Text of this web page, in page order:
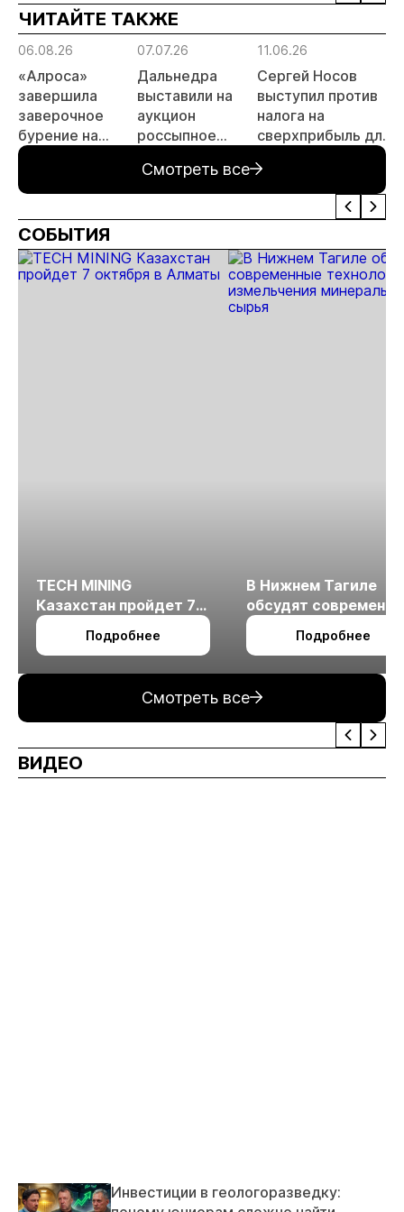
ЧИТАЙТЕ ТАКЖЕ
06.08.26
«Алроса»
завершила
заверочное
бурение на
золоторудном
Дегдекан
07.07.26
Дальнедра
выставили на
аукцион
россыпное
«ручей Сударь»
на Колыме с
11.06.26
Сергей Носов
выступил против
налога на
сверхприбыль для
золотодобытчиков
Смотреть все
СОБЫТИЯ
TECH MINING
Казахстан пройдет 7
октября в Алматы
Подробнее
В Нижнем Тагиле
обсудят
технологии
измельчения
Подробнее
Смотреть все
ВИДЕО
Инвестиции в геологоразведку: